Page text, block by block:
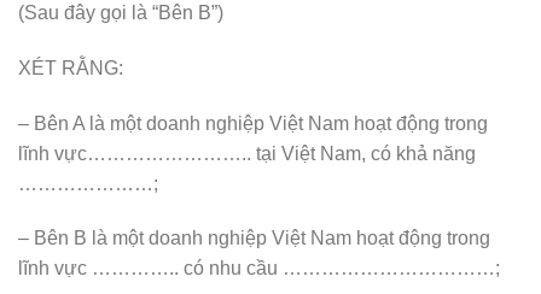
(Sau đây gọi là “Bên B”)
XÉT RẰNG:
– Bên A là một doanh nghiệp Việt Nam hoạt động trong
lĩnh vực…………………….. tại Việt Nam, có khả năng
…………………;
– Bên B là một doanh nghiệp Việt Nam hoạt động trong
lĩnh vực ………….. có nhu cầu ……………………………;